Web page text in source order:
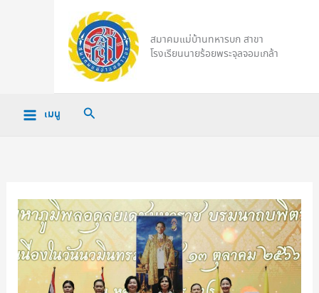
สมาคมแม่บ้านทหารบก สาขา
โรงเรียนนายร้อยพระจุลจอมเกล้า
เมนู Search